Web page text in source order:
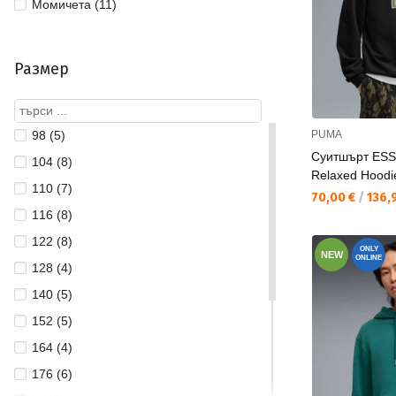
Момичета (11)
Размер
98 (5)
104 (8)
110 (7)
116 (8)
122 (8)
128 (4)
140 (5)
152 (5)
164 (4)
176 (6)
PUMA
Суитшърт
Relaxed
Текуща цена:
70,00 € /
NEW
ONLY
ONLINE